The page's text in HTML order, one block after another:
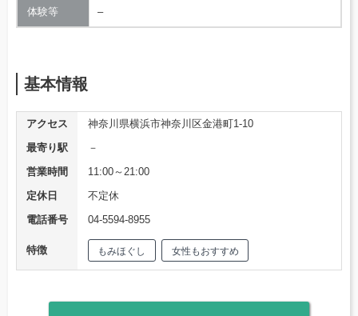
体験等 –
基本情報
アクセス
神奈川県横浜市神奈川区金港町1-10
最寄り駅
－
営業時間
11:00～21:00
定休日
不定休
電話番号
04-5594-8955
特徴 もみほぐし 女性もおすすめ